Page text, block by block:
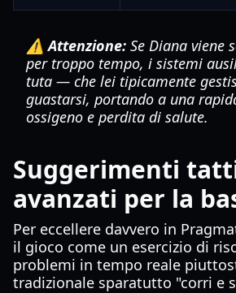
⚠️ Attenzione: Se Diana viene
per troppo tempo, i sistemi
tuta — che lei tipicamente
guastarsi, portando a una
ossigeno e perdita di salute.
Suggerimenti
avanzati per la
Per eccellere davvero in
il gioco come un esercizio di
problemi in tempo reale
tradizionale sparatutto "corri e